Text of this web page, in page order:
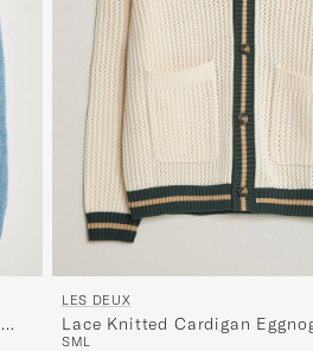
LES DEUX
Lace Knitted Cardigan
SML